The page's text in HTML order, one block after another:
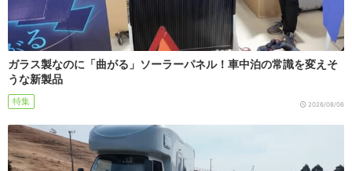
ガラス製なのに「曲がる」ソーラーパネル！車中泊の常識を変えそ
うな新製品
特集 2026/08/06